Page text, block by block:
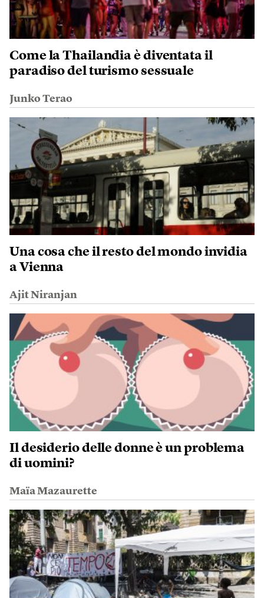
Come la Thailandia è diventata il
paradiso del turismo sessuale
Junko Terao
Una cosa che il resto del mondo invidia
a Vienna
Ajit Niranjan
Il desiderio delle donne è un problema
di uomini?
Maïa Mazaurette